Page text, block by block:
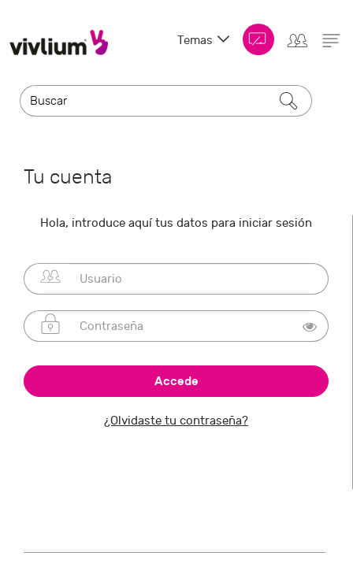
Temas
Tu cuenta
Hola, introduce aquí tus datos para iniciar sesión
¿Olvidaste tu contraseña?